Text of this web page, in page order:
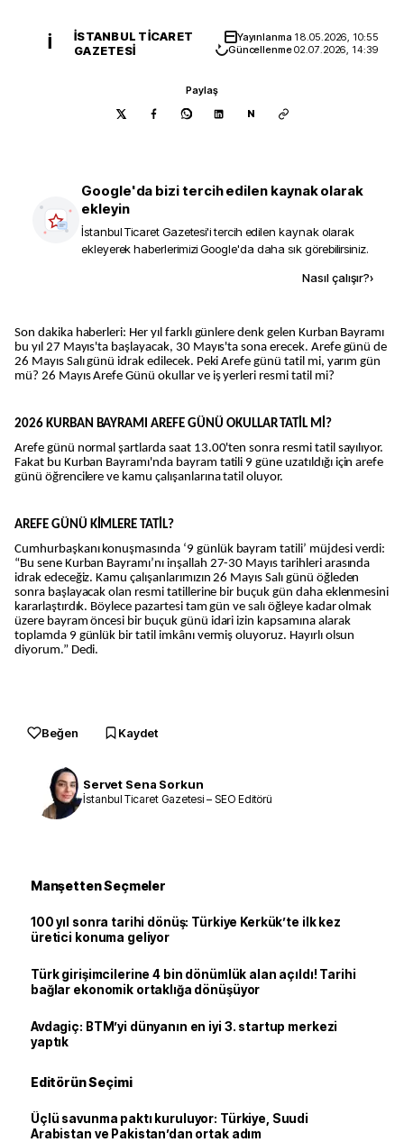
İ
İSTANBUL TICARET
GAZETESI
Yayınlanma 18.05.2026, 10:55
Güncellenme02.07.2026, 14:39
Paylaş
N
Google'da bizi tercih edilen kaynak olarak
ekleyin
İstanbul Ticaret Gazetesi'i tercih edilen kaynak olarak
ekleyerek haberlerimizi Google'da daha sık görebilirsiniz.
Nasıl çalışır?›
Son dakika haberleri: Her yıl farklı günlere denk gelen Kurban Bayramı
bu yıl 27 Mayıs'ta başlayacak, 30 Mayıs'ta sona erecek. Arefe günü de
26 Mayıs Salı günü idrak edilecek. Peki Arefe günü tatil mi, yarım gün
mü? 26 Mayıs Arefe Günü okullar ve iş yerleri resmi tatil mi?
2026 KURBAN BAYRAMI AREFE GÜNÜ OKULLAR TATİL Mİ?
Arefe günü normal şartlarda saat 13.00'ten sonra resmi tatil sayılıyor.
Fakat bu Kurban Bayramı'nda bayram tatili 9 güne uzatıldığı için arefe
günü öğrencilere ve kamu çalışanlarına tatil oluyor.
AREFE GÜNÜ KİMLERE TATİL?
Cumhurbaşkanı konuşmasında ‘9 günlük bayram tatili’ müjdesi verdi:
“Bu sene Kurban Bayramı’nı inşallah 27-30 Mayıs tarihleri arasında
idrak edeceğiz. Kamu çalışanlarımızın 26 Mayıs Salı günü öğleden
sonra başlayacak olan resmi tatillerine bir buçuk gün daha eklenmesini
kararlaştırdık. Böylece pazartesi tam gün ve salı öğleye kadar olmak
üzere bayram öncesi bir buçuk günü idari izin kapsamına alarak
toplamda 9 günlük bir tatil imkânı vermiş oluyoruz. Hayırlı olsun
diyorum.” Dedi.
Beğen Kaydet
Servet Sena Sorkun
İstanbul Ticaret Gazetesi – SEO Editörü
Manşetten Seçmeler
100 yıl sonra tarihi dönüş: Türkiye Kerkük’te ilk kez
üretici konuma geliyor
Türk girişimcilerine 4 bin dönümlük alan açıldı! Tarihi
bağlar ekonomik ortaklığa dönüşüyor
Avdagiç: BTM’yi dünyanın en iyi 3. startup merkezi
yaptık
Editörün Seçimi
Üçlü savunma paktı kuruluyor: Türkiye, Suudi
Arabistan ve Pakistan’dan ortak adım